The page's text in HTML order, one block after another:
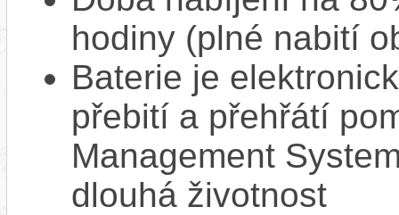
hodiny (plné nabití
Baterie je
přebití a přehřátí
Management
dlouhá životnost